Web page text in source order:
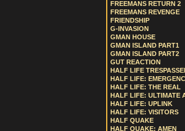
FREEMANS RETURN 2
FREEMANS REVENGE
FRIENDSHIP
G-INVASION
GMAN HOUSE
GMAN ISLAND PART1
GMAN ISLAND PART2
GUT REACTION
HALF LIFE
HALF LIFE:
HALF LIFE: THE REAL
HALF LIFE: ULTIMATE
HALF LIFE: UPLINK
HALF LIFE: VISITORS
HALF QUAKE
HALF QUAKE: AMEN